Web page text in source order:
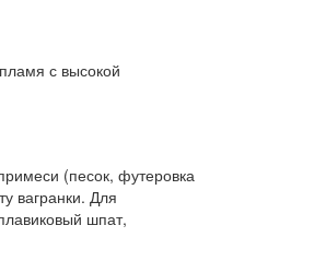
с высокой
(песок, футеровка
вагранки. Для
шпат,